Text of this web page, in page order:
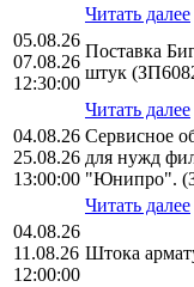
Читать далее
05.08.26
07.08.26
12:30:00
Поставка
штук
Читать далее
04.08.26
25.08.26
13:00:00
Сервисное
для нужд
"Юнипро".
Читать далее
04.08.26
11.08.26
12:00:00
Штока